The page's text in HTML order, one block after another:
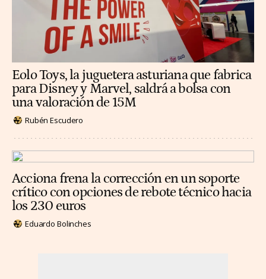
Eolo Toys, la juguetera asturiana que fabrica
para Disney y Marvel, saldrá a bolsa con
una valoración de 15M
Rubén Escudero
Acciona frena la corrección en un soporte
crítico con opciones de rebote técnico hacia
los 230 euros
Eduardo Bolinches